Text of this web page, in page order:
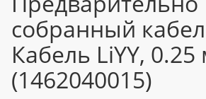
собранный
Кабель LiYY,
(1462040015)